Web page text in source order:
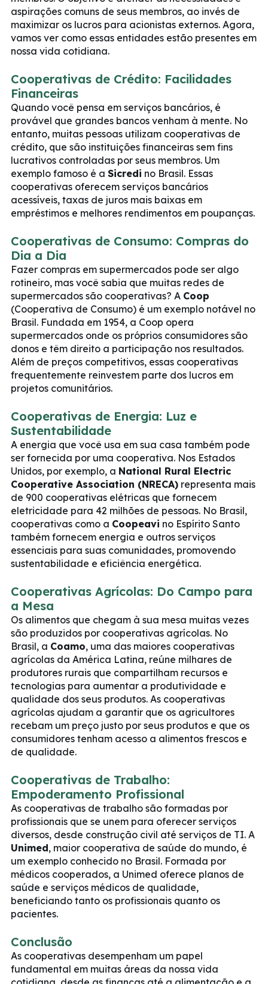
aspirações comuns de seus membros, ao invés de
maximizar os lucros para acionistas externos. Agora,
vamos ver como essas entidades estão presentes em
nossa vida cotidiana.
Cooperativas de Crédito: Facilidades
Financeiras
Quando você pensa em serviços bancários, é
provável que grandes bancos venham à mente. No
entanto, muitas pessoas utilizam cooperativas de
crédito, que são instituições financeiras sem fins
lucrativos controladas por seus membros. Um
exemplo famoso é a Sicredi no Brasil. Essas
cooperativas oferecem serviços bancários
acessíveis, taxas de juros mais baixas em
empréstimos e melhores rendimentos em poupanças.
Cooperativas de Consumo: Compras do
Dia a Dia
Fazer compras em supermercados pode ser algo
rotineiro, mas você sabia que muitas redes de
supermercados são cooperativas? A Coop
(Cooperativa de Consumo) é um exemplo notável no
Brasil. Fundada em 1954, a Coop opera
supermercados onde os próprios consumidores são
donos e têm direito a participação nos resultados.
Além de preços competitivos, essas cooperativas
frequentemente reinvestem parte dos lucros em
projetos comunitários.
Cooperativas de Energia: Luz e
Sustentabilidade
A energia que você usa em sua casa também pode
ser fornecida por uma cooperativa. Nos Estados
Unidos, por exemplo, a National Rural Electric
Cooperative Association (NRECA)representa mais
de 900 cooperativas elétricas que fornecem
eletricidade para 42 milhões de pessoas. No Brasil,
cooperativas como a Coopeavi no Espírito Santo
também fornecem energia e outros serviços
essenciais para suas comunidades, promovendo
sustentabilidade e eficiência energética.
Cooperativas Agrícolas: Do Campo para
a Mesa
Os alimentos que chegam à sua mesa muitas vezes
são produzidos por cooperativas agrícolas. No
Brasil, a Coamo, uma das maiores cooperativas
agrícolas da América Latina, reúne milhares de
produtores rurais que compartilham recursos e
tecnologias para aumentar a produtividade e
qualidade dos seus produtos. As cooperativas
agrícolas ajudam a garantir que os agricultores
recebam um preço justo por seus produtos e que os
consumidores tenham acesso a alimentos frescos e
de qualidade.
Cooperativas de Trabalho:
Empoderamento Profissional
As cooperativas de trabalho são formadas por
profissionais que se unem para oferecer serviços
diversos, desde construção civil até serviços de TI. A
Unimed, maior cooperativa de saúde do mundo, é
um exemplo conhecido no Brasil. Formada por
médicos cooperados, a Unimed oferece planos de
saúde e serviços médicos de qualidade,
beneficiando tanto os profissionais quanto os
pacientes.
Conclusão
As cooperativas desempenham um papel
fundamental em muitas áreas da nossa vida